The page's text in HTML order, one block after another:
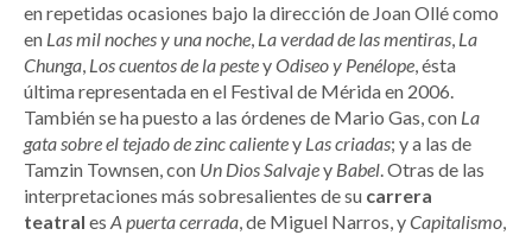
en repetidas ocasiones bajo la dirección de Joan Ollé como
en Las mil noches y una noche, La verdad de las mentiras, La
Chunga, Los cuentos de la pesteyOdiseo y Penélope, ésta
última representada en el Festival de Mérida en 2006.
También se ha puesto a las órdenes de Mario Gas, con La
gata sobre el tejado de zinc calientey Las criadas; y a las de
Tamzin Townsen, con Un Dios Salvajey Babel. Otras de las
interpretaciones más sobresalientes de su carrera
teatral es A puerta cerrada, de Miguel Narros, yCapitalismo,